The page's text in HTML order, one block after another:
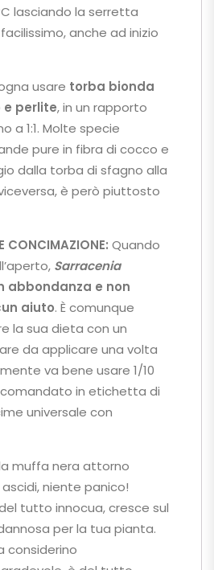
lasciando la serretta
anche ad inizio
usare torba bionda
perlite, in un rapporto
a 1:1. Molte specie
pure in fibra di cocco e
dalla torba di sfagno alla
è però piuttosto
CONCIMAZIONE: Quando
Sarracenia
abbondanza e non
aiuto. È comunque
la sua dieta con un
da applicare una volta
va bene usare 1/10
in etichetta di
universale con
muffa nera attorno
niente panico!
tutto innocua, cresce sul
per la tua pianta.
considerino